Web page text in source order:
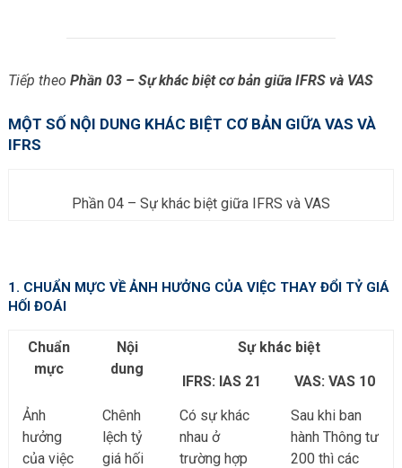
Tiếp theo Phần 03 – Sự khác biệt cơ bản giữa IFRS và VAS
MỘT SỐ NỘI DUNG KHÁC BIỆT CƠ BẢN GIỮA VAS VÀ
IFRS
Phần 04 – Sự khác biệt giữa IFRS và VAS
1. CHUẨN MỰC VỀ ẢNH HƯỞNG CỦA VIỆC THAY ĐỔI TỶ GIÁ
HỐI ĐOÁI
Chuẩn
mực
Nội
dung
Sự khác biệt
IFRS: IAS 21
VAS: VAS 10
Ảnh
hưởng
của việc
Chênh
lệch tỷ
giá hối
Có sự khác
nhau ở
trường hợp
Sau khi ban
hành Thông tư
200 thì các